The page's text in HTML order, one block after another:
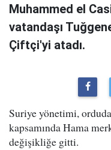
Muhammed el
vatandaşı
Çiftçi'yi atadı.
Suriye yönetimi,
kapsamında Hama
değişikliğe gitti.